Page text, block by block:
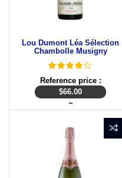
Lou Dumont Léa Sélection
Chambolle Musigny
Reference price :
$66.00
~